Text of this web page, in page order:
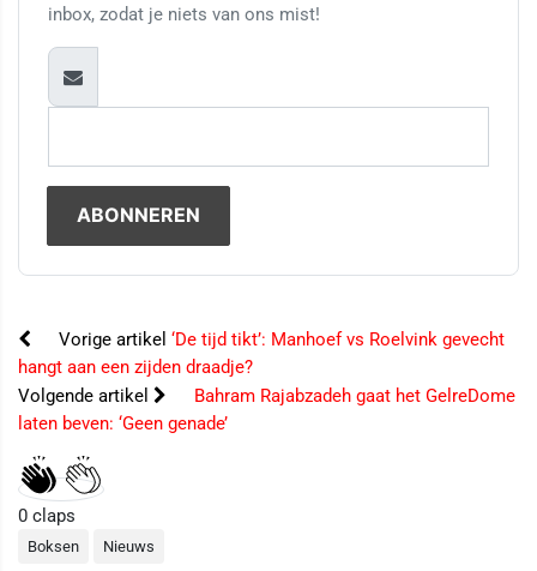
inbox, zodat je niets van ons mist!
Vorige artikel ‘De tijd tikt’: Manhoef vs Roelvink gevecht
hangt aan een zijden draadje?
Volgende artikel
Bahram Rajabzadeh gaat het GelreDome
laten beven: ‘Geen genade’
0 claps
Boksen Nieuws